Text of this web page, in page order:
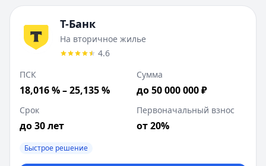
Т-Банк
На вторичное жилье
4.6
ПСК
18,016 % – 25,135 %
Сумма
до 50 000 000 ₽
Срок
до 30 лет
Первоначальный взнос
от 20%
Быстрое решение